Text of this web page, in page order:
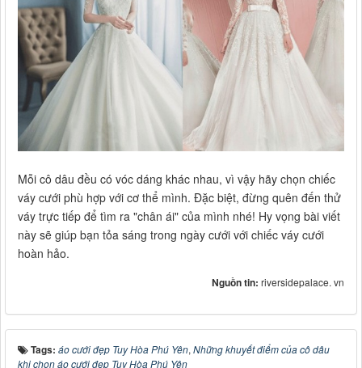
Mỗi cô dâu đều có vóc dáng khác nhau, vì vậy hãy chọn chiếc
váy cưới phù hợp với cơ thể mình. Đặc biệt, đừng quên đến thử
váy trực tiếp để tìm ra "chân ái" của mình nhé! Hy vọng bài viết
này sẽ giúp bạn tỏa sáng trong ngày cưới với chiếc váy cưới
hoàn hảo.
Nguồn tin: riversidepalace. vn
Tags: áo cưới đẹp Tuy Hòa Phú Yên,Những khuyết điểm của cô dâu
khi chọn áo cưới đẹp Tuy Hòa Phú Yên